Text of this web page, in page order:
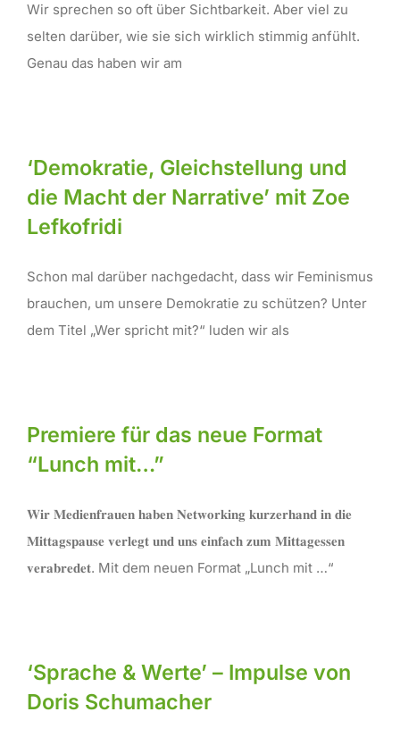
Wir sprechen so oft über Sichtbarkeit. Aber viel zu
selten darüber, wie sie sich wirklich stimmig anfühlt.
Genau das haben wir am
‘Demokratie, Gleichstellung und
die Macht der Narrative’ mit Zoe
Lefkofridi
Schon mal darüber nachgedacht, dass wir Feminismus
brauchen, um unsere Demokratie zu schützen? Unter
dem Titel „Wer spricht mit?“ luden wir als
Premiere für das neue Format
“Lunch mit…”
𝐖𝐢𝐫 𝐌𝐞𝐝𝐢𝐞𝐧𝐟𝐫𝐚𝐮𝐞𝐧 𝐡𝐚𝐛𝐞𝐧 𝐍𝐞𝐭𝐰𝐨𝐫𝐤𝐢𝐧𝐠 𝐤𝐮𝐫𝐳𝐞𝐫𝐡𝐚𝐧𝐝 𝐢𝐧 𝐝𝐢𝐞
𝐌𝐢𝐭𝐭𝐚𝐠𝐬𝐩𝐚𝐮𝐬𝐞 𝐯𝐞𝐫𝐥𝐞𝐠𝐭 𝐮𝐧𝐝 𝐮𝐧𝐬 𝐞𝐢𝐧𝐟𝐚𝐜𝐡 𝐳𝐮𝐦 𝐌𝐢𝐭𝐭𝐚𝐠𝐞𝐬𝐬𝐞𝐧
𝐯𝐞𝐫𝐚𝐛𝐫𝐞𝐝𝐞𝐭. Mit dem neuen Format „Lunch mit …“
‘Sprache & Werte’ – Impulse von
Doris Schumacher